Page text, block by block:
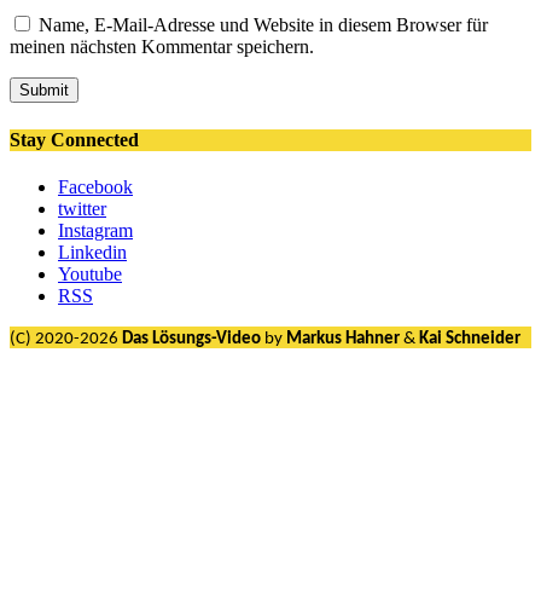
Name, E-Mail-Adresse und Website in diesem Browser für
meinen nächsten Kommentar speichern.
Submit
Stay Connected
Facebook
twitter
Instagram
Linkedin
Youtube
RSS
(C) 2020-2026 Das Lösungs-Video by Markus Hahner & Kai Schneider